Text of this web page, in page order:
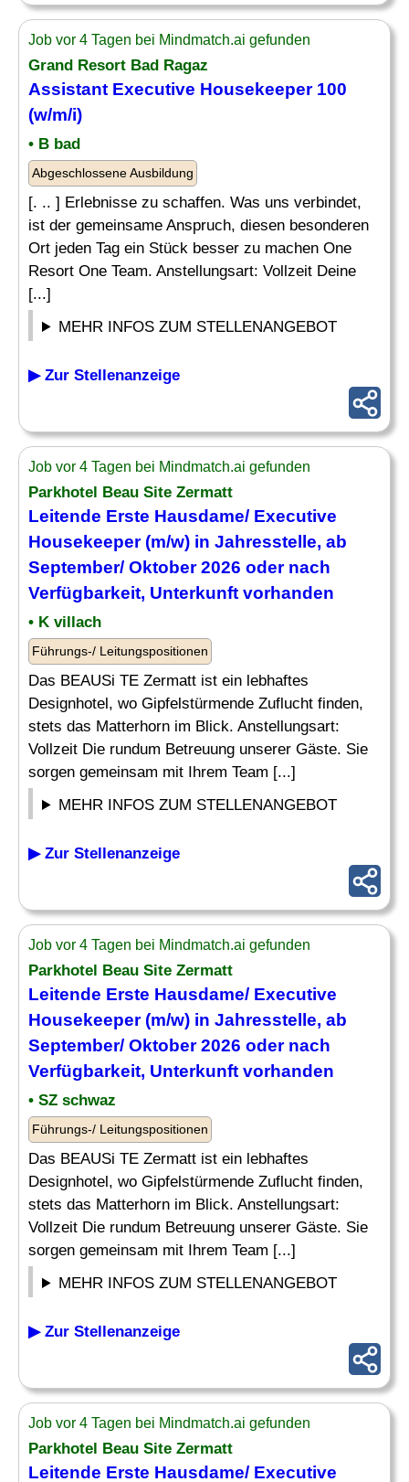
Job vor 4 Tagen bei Mindmatch.ai gefunden
Grand Resort Bad Ragaz
Assistant Executive Housekeeper100
(w/m/i)
• B bad
Abgeschlossene Ausbildung
[. .. ] Erlebnisse zu schaffen. Was uns verbindet,
ist der gemeinsame Anspruch, diesen besonderen
Ort jeden Tag ein Stück besser zu machen One
Resort One Team. Anstellungsart: Vollzeit Deine
[...]
MEHR INFOS ZUM STELLENANGEBOT
▶ Zur Stellenanzeige
Job vor 4 Tagen bei Mindmatch.ai gefunden
Parkhotel Beau Site Zermatt
Leitende Erste Hausdame/ Executive
Housekeeper(m/w) in Jahresstelle, ab
September/ Oktober 2026 oder nach
Verfügbarkeit, Unterkunft vorhanden
• K villach
Führungs-/ Leitungspositionen
Das BEAUSi TE Zermatt ist ein lebhaftes
Designhotel, wo Gipfelstürmende Zuflucht finden,
stets das Matterhorn im Blick. Anstellungsart:
Vollzeit Die rundum Betreuung unserer Gäste. Sie
sorgen gemeinsam mit Ihrem Team [...]
MEHR INFOS ZUM STELLENANGEBOT
▶ Zur Stellenanzeige
Job vor 4 Tagen bei Mindmatch.ai gefunden
Parkhotel Beau Site Zermatt
Leitende Erste Hausdame/ Executive
Housekeeper(m/w) in Jahresstelle, ab
September/ Oktober 2026 oder nach
Verfügbarkeit, Unterkunft vorhanden
• SZ schwaz
Führungs-/ Leitungspositionen
Das BEAUSi TE Zermatt ist ein lebhaftes
Designhotel, wo Gipfelstürmende Zuflucht finden,
stets das Matterhorn im Blick. Anstellungsart:
Vollzeit Die rundum Betreuung unserer Gäste. Sie
sorgen gemeinsam mit Ihrem Team [...]
MEHR INFOS ZUM STELLENANGEBOT
▶ Zur Stellenanzeige
Job vor 4 Tagen bei Mindmatch.ai gefunden
Parkhotel Beau Site Zermatt
Leitende Erste Hausdame/ Executive